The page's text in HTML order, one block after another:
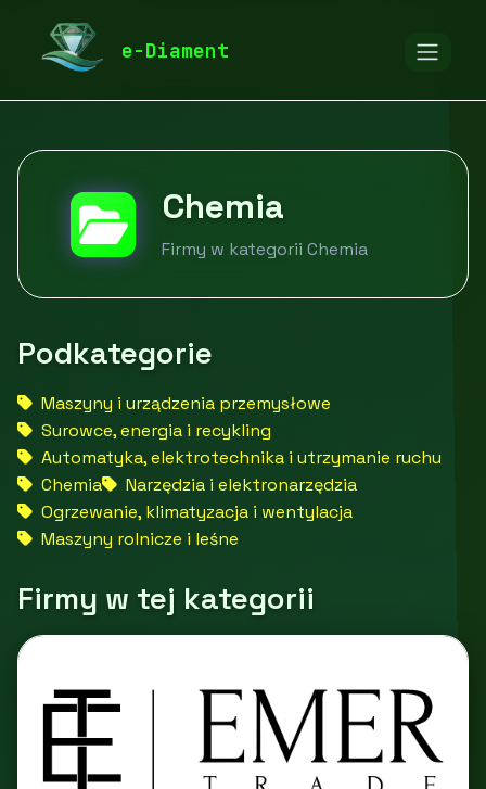
e-Diament
diamentspa.pl
Chemia
Chemia
Firmy w kategorii Chemia
Podkategorie
Maszyny i urządzenia przemysłowe
Surowce, energia i recykling
Automatyka, elektrotechnika i utrzymanie ruchu
Chemia
Narzędzia i elektronarzędzia
Ogrzewanie, klimatyzacja i wentylacja
Maszyny rolnicze i leśne
Firmy w tej kategorii